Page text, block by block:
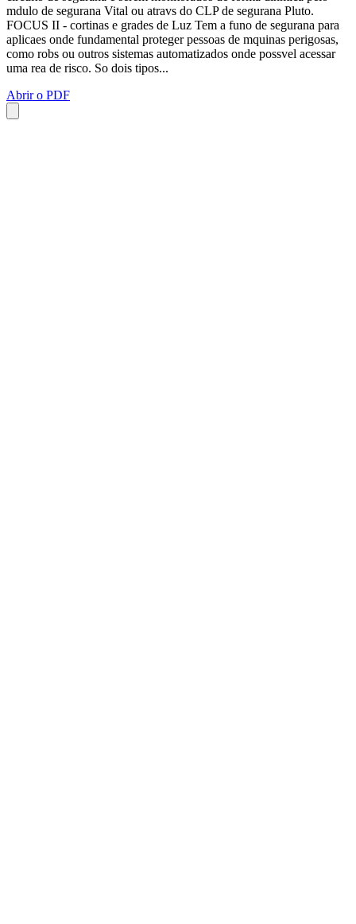
mdulo de segurana Vital ou atravs do CLP de segurana Pluto.
FOCUS II - cortinas e grades de Luz Tem a funo de segurana para
aplicaes onde fundamental proteger pessoas de mquinas perigosas,
como robs ou outros sistemas automatizados onde possvel acessar
uma rea de risco. So dois tipos...
Abrir o PDF